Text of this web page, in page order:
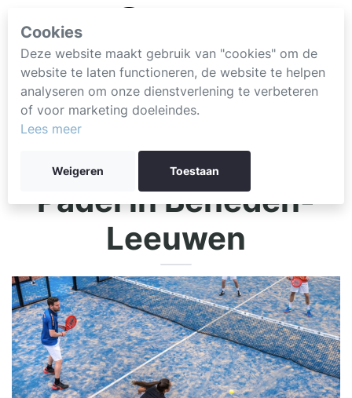
Cookies
Deze website maakt gebruik van "cookies" om de
website te laten functioneren, de website te helpen
analyseren om onze dienstverlening te verbeteren
of voor marketing doeleindes.
Lees meer
Weigeren Toestaan
Padel in Beneden-
Leeuwen